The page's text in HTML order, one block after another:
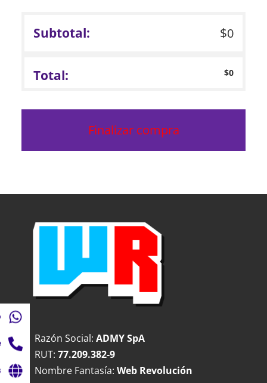
$0
$0
Finalizar compra
Razón Social: ADMY SpA
RUT: 77.209.382-9
Nombre Fantasía: Web Revolución